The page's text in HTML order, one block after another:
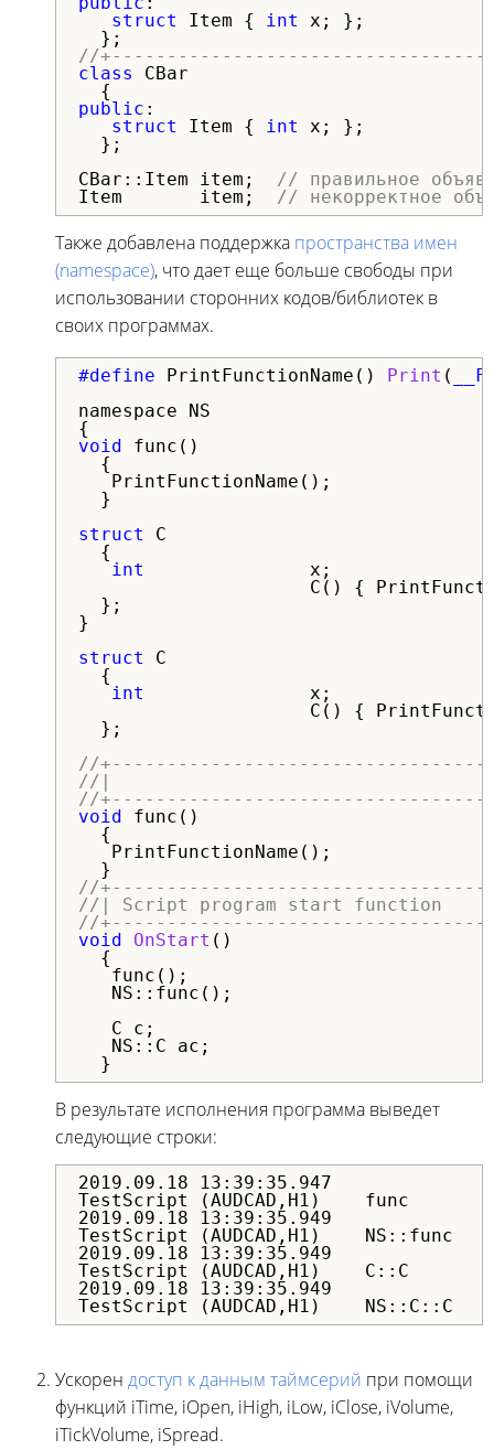
struct
Item { int
x; };
//
class
CBar
public :
struct
Item { int
x; };
};
CBar::Item item; // правильное
Item       item; // некорректное
Также добавлена поддержка пространства имен
(namespace), что дает еще больше свободы при
использовании сторонних кодов/библиотек в
своих программах.
#define PrintFunctionName() Print (
namespace NS
void
func()
{
PrintFunctionName();
}
struct
C
{
int
x;
C() {
};
}
struct
C
{
int
x;
C() {
};
//
//|
//
void
func()
{
PrintFunctionName();
//
//| Script program start function
//
void
OnStart ()
{
func();
NS::func();
C c;
NS::C ac;
}
В результате исполнения программа выведет
следующие строки:
2019.09.18 13:39:35.947
TestScript (AUDCAD,H1) func
2019.09.18 13:39:35.949
TestScript (AUDCAD,H1) NS::func
2019.09.18 13:39:35.949
TestScript (AUDCAD,H1) C::C
2019.09.18 13:39:35.949
TestScript (AUDCAD,H1) NS::C::C
Ускорен доступ к данным таймсерий при помощи
функций iTime, iOpen, iHigh, iLow, iClose, iVolume,
iTickVolume, iSpread.